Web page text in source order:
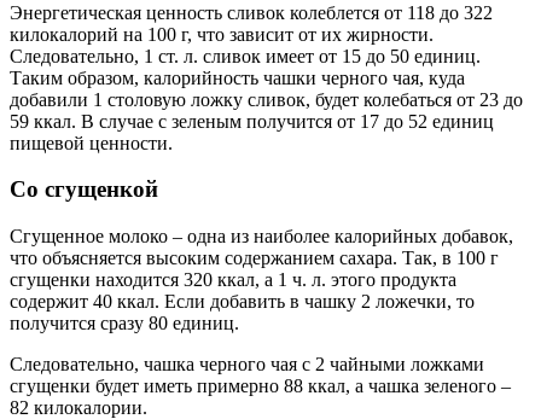
Энергетическая ценность сливок колеблется от 118 до 322
килокалорий на 100 г, что зависит от их жирности.
Следовательно, 1 ст. л. сливок имеет от 15 до 50 единиц.
Таким образом, калорийность чашки черного чая, куда
добавили 1 столовую ложку сливок, будет колебаться от 23 до
59 ккал. В случае с зеленым получится от 17 до 52 единиц
пищевой ценности.
Со сгущенкой
Сгущенное молоко – одна из наиболее калорийных добавок,
что объясняется высоким содержанием сахара. Так, в 100 г
сгущенки находится 320 ккал, а 1 ч. л. этого продукта
содержит 40 ккал. Если добавить в чашку 2 ложечки, то
получится сразу 80 единиц.
Следовательно, чашка черного чая с 2 чайными ложками
сгущенки будет иметь примерно 88 ккал, а чашка зеленого –
82 килокалории.